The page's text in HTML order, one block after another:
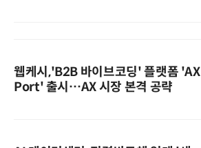
웹케시,'B2B 바이브코딩' 플랫폼 'AX
Port' 출시…AX 시장 본격 공략